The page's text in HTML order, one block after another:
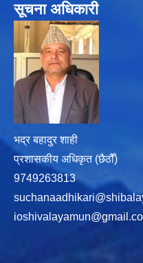
सूचना अधिकारी
भद्र बहादुर शाही
प्रशासकीय अधिकृत (छैठौँ)
9749263813